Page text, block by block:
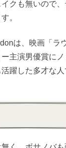
クも無いので
。
は、映画「ラ
主演男優賞に
躍した多才な人